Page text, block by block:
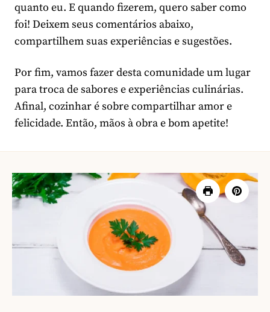
quanto eu. E quando fizerem, quero saber como
foi! Deixem seus comentários abaixo,
compartilhem suas experiências e sugestões.
Por fim, vamos fazer desta comunidade um lugar
para troca de sabores e experiências culinárias.
Afinal, cozinhar é sobre compartilhar amor e
felicidade. Então, mãos à obra e bom apetite!